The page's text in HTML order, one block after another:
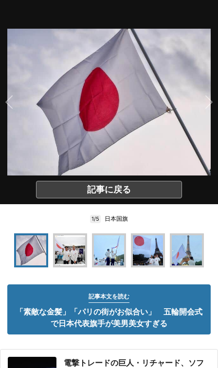
記事に戻る
1/5 日本国旗
記事本文を読む
「素敵な金髪」「パリの街がお似合い」 五輪開会式
で日本代表旗手が美男美女すぎる
電撃トレードの巨人・リチャード、ソフ